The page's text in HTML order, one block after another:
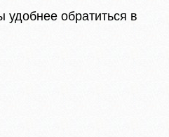
обратиться в